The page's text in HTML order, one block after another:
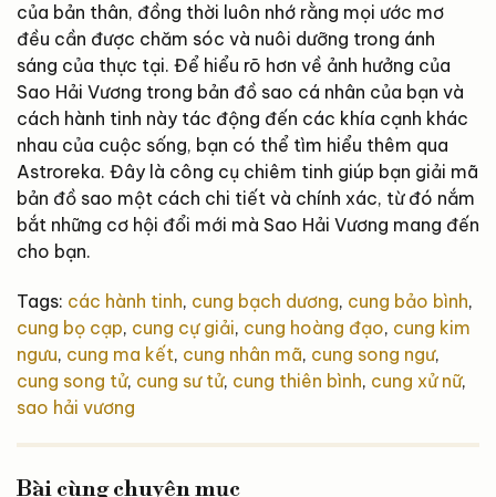
của bản thân, đồng thời luôn nhớ rằng mọi ước mơ
đều cần được chăm sóc và nuôi dưỡng trong ánh
sáng của thực tại. Để hiểu rõ hơn về ảnh hưởng của
Sao Hải Vương trong bản đồ sao cá nhân của bạn và
cách hành tinh này tác động đến các khía cạnh khác
nhau của cuộc sống, bạn có thể tìm hiểu thêm qua
Astroreka. Đây là công cụ chiêm tinh giúp bạn giải mã
bản đồ sao một cách chi tiết và chính xác, từ đó nắm
bắt những cơ hội đổi mới mà Sao Hải Vương mang đến
cho bạn.
Tags: các hành tinh, cung bạch dương, cung bảo bình,
cung bọ cạp, cung cự giải, cung hoàng đạo, cung kim
ngưu, cung ma kết, cung nhân mã, cung song ngư,
cung song tử, cung sư tử, cung thiên bình, cung xử nữ,
sao hải vương
Bài cùng chuyên mục